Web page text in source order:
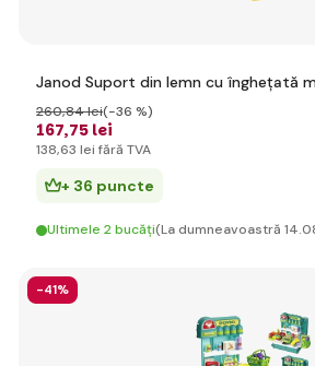
Janod Suport din lemn cu înghețată
167,75 lei
260,84 lei(-36 %)
138,63 lei fără TVA
+ 36 puncte
Ultimele 2 bucăți(La dumneavoastră
-41%